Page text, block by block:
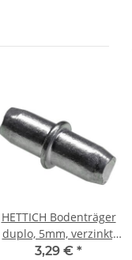
HETTICH Bodenträger
duplo, 5mm, verzinkt,
60 Stück
3,29 € *